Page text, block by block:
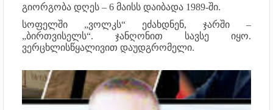
გიორგობა დღეს – 6 მაისს დაიბადა 1989-ში.
სოფელში „ვოლკს“ ეძახდნენ, ჯარში –
„ბირთვისელს“. ჯანღონით სავსე იყო.
ვერცხლისწყალივით დაუდგრომელი.